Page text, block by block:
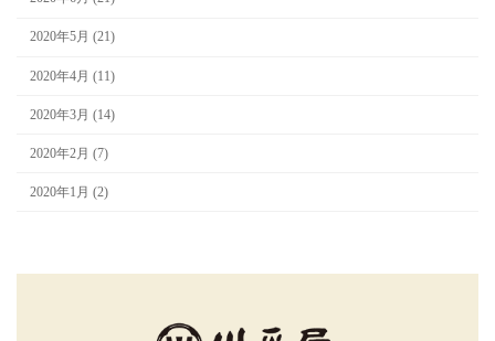
2020年5月 (21)
2020年4月 (11)
2020年3月 (14)
2020年2月 (7)
2020年1月 (2)